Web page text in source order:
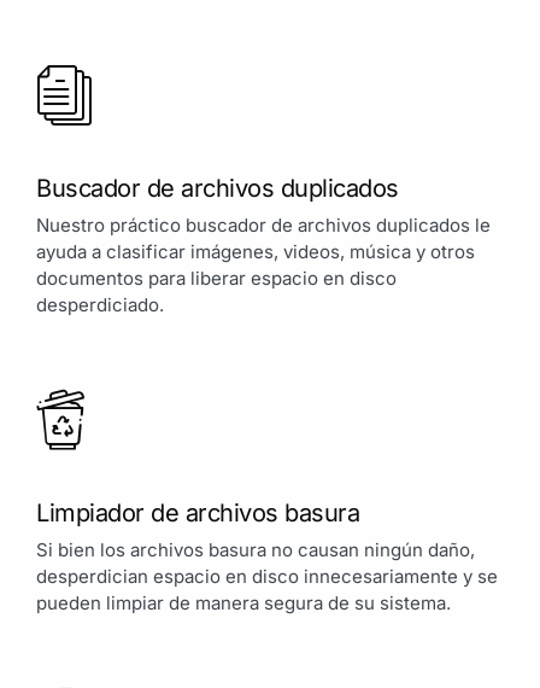
Buscador de archivos duplicados
Nuestro práctico buscador de archivos duplicados le
ayuda a clasificar imágenes, videos, música y otros
documentos para liberar espacio en disco
desperdiciado.
Limpiador de archivos basura
Si bien los archivos basura no causan ningún daño,
desperdician espacio en disco innecesariamente y se
pueden limpiar de manera segura de su sistema.